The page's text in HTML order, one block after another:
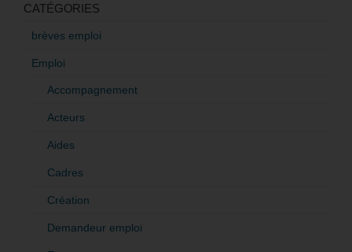
CATÉGORIES
brèves emploi
Emploi
Accompagnement
Acteurs
Aides
Cadres
Création
Demandeur emploi